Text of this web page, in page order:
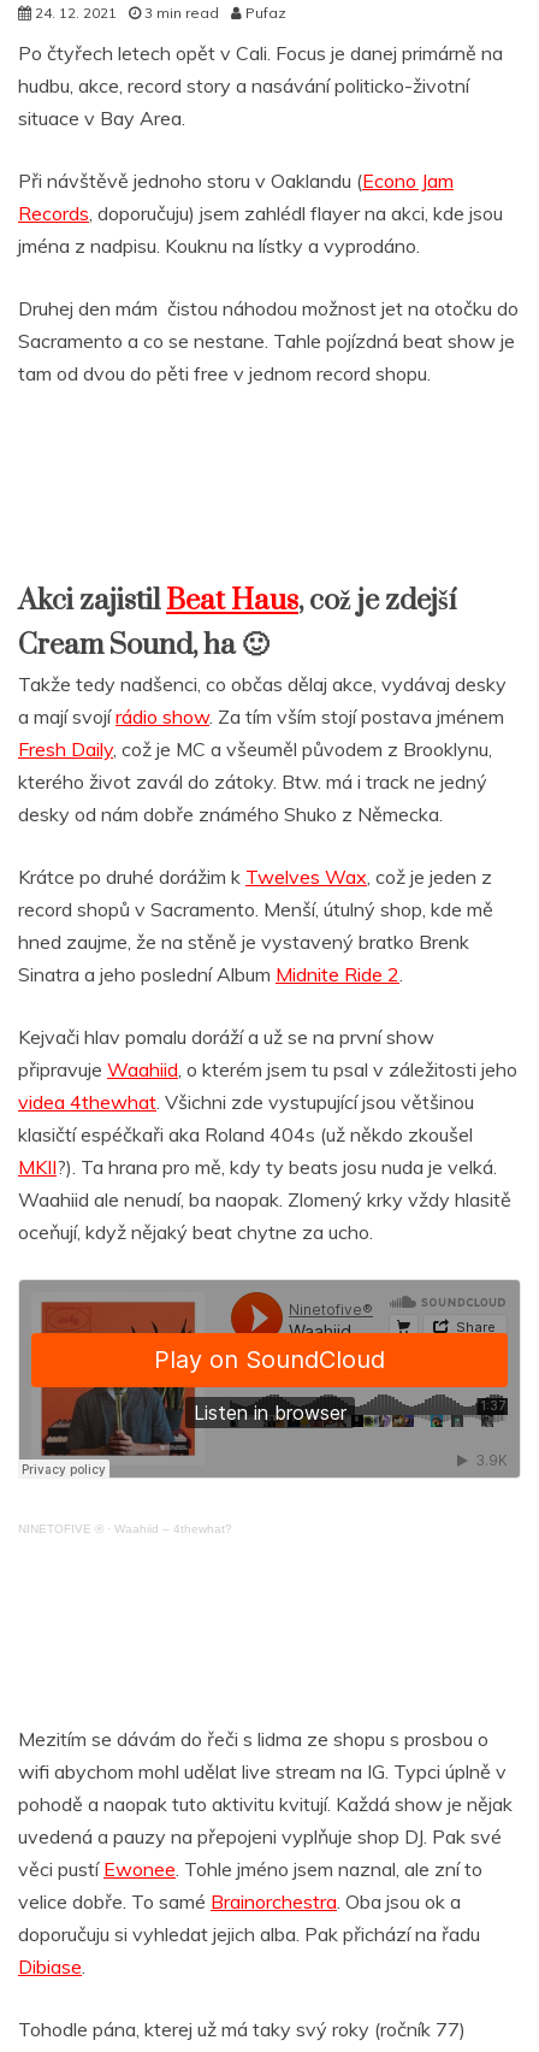
24. 12. 2021 3 min read Pufaz
Po čtyřech letech opět v Cali. Focus je danej primárně na
hudbu, akce, record story a nasávání politicko-životní
situace v Bay Area.
Při návštěvě jednoho storu v Oaklandu (Econo Jam
Records , doporučuju) jsem zahlédl flayer na akci, kde jsou
jména z nadpisu. Kouknu na lístky a vyprodáno.
Druhej den mám čistou náhodou možnost jet na otočku do
Sacramento a co se nestane. Tahle pojízdná beat show je
tam od dvou do pěti free v jednom record shopu.
Akci zajistilBeat Haus, což je zdejší
Cream Sound, ha 🙂
Takže tedy nadšenci, co občas dělaj akce, vydávaj desky
a mají svojírádio show. Za tím vším stojí postava jménem
Fresh Daily, což je MC a všeuměl původem z Brooklynu,
kterého život zavál do zátoky. Btw. má i track ne jedný
desky od nám dobře známého Shuko z Německa.
Krátce po druhé dorážim k Twelves Wax , což je jeden z
record shopů v Sacramento. Menší, útulný shop, kde mě
hned zaujme, že na stěně je vystavený bratko Brenk
Sinatra a jeho poslední Album Midnite Ride 2
Kejvači hlav pomalu doráží a už se na první show
připravuje Waahiid , o kterém jsem tu psal v záležitosti jeho
videa 4thewhat . Všichni zde vystupující jsou většinou
klasičtí espéčkaři aka Roland 404s (už někdo zkoušel
MKII?). Ta hrana pro mě, kdy ty beats josu nuda je velká.
Waahiid ale nenudí, ba naopak. Zlomený krky vždy hlasitě
oceňují, když nějaký beat chytne za ucho.
NINETOFIVE ® · Waahiid – 4thewhat?
Mezitím se dávám do řeči s lidma ze shopu s prosbou o
wifi abychom mohl udělat live stream na IG. Typci úplně v
pohodě a naopak tuto aktivitu kvitují. Každá show je nějak
uvedená a pauzy na přepojeni vyplňuje shop DJ. Pak své
věci pustí Ewonee . Tohle jméno jsem naznal, ale zní to
velice dobře. To samé Brainorchestra . Oba jsou ok a
doporučuju si vyhledat jejich alba. Pak přichází na řadu
Dibiase
Tohodle pána, kterej už má taky svý roky (ročník 77)